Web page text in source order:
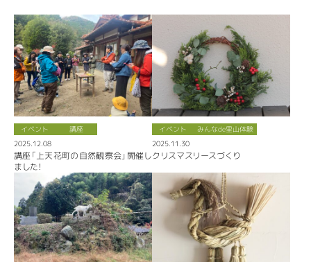
イベント
講座
2025.12.08
講座「上天花町の自然観察会」開催し
ました！
イベント
みんなde里山体験
2025.11.30
クリスマスリースづくり